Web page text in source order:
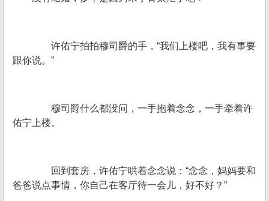
许佑宁拍拍穆司爵的手，“我们上楼吧，我有事要
跟你说。”
穆司爵什么都没问，一手抱着念念，一手牵着许
佑宁上楼。
回到套房，许佑宁哄着念念说：“念念，妈妈要和
爸爸说点事情，你自己在客厅待一会儿，好不好？”